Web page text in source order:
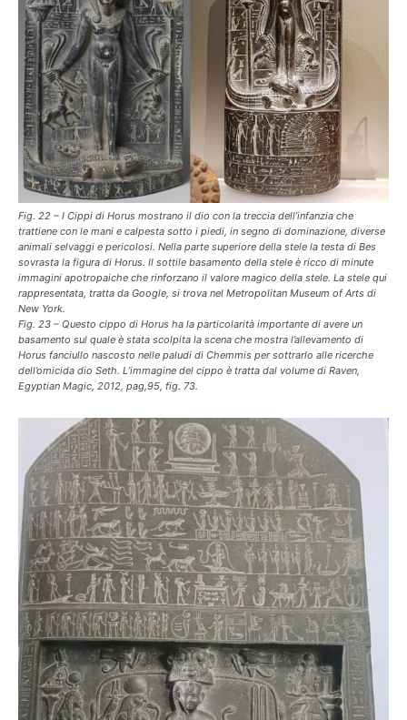
Fig. 22 – I Cippi di Horus mostrano il dio con la treccia dell’infanzia che
trattiene con le mani e calpesta sotto i piedi, in segno di dominazione, diverse
animali selvaggi e pericolosi. Nella parte superiore della stele la testa di Bes
sovrasta la figura di Horus. Il sottile basamento della stele è ricco di minute
immagini apotropaiche che rinforzano il valore magico della stele. La stele qui
rappresentata, tratta da Google, si trova nel Metropolitan Museum of Arts di
New York.
Fig. 23 – Questo cippo di Horus ha la particolarità importante di avere un
basamento sul quale è stata scolpita la scena che mostra l’allevamento di
Horus fanciullo nascosto nelle paludi di Chemmis per sottrarlo alle ricerche
dell’omicida dio Seth. L’immagine del cippo è tratta dal volume di Raven,
Egyptian Magic, 2012, pag,95, fig. 73.